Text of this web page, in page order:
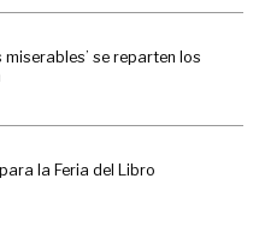
miserables’ se reparten los
la Feria del Libro